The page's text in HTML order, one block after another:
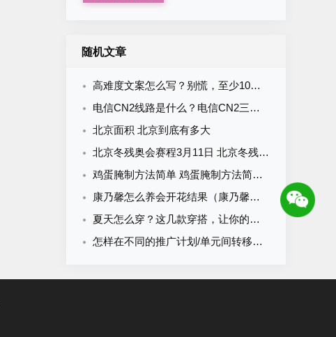
随机文章
高难度文案怎么写？别慌，至少10种办法
电信CN2线路是什么？电信CN2三种承载网络的对比？
北京面积 北京到底有多大
北京冬残奥会赛程3月11日 北京冬残奥会赛程时间表3.11
鸡蛋腌制方法简单 鸡蛋腌制方法简单做法
康乃馨怎么养会开花结果（康乃馨怎么养能开花）
夏天怎么穿？这几款穿搭，让你的夏季穿出自己的风格
怎样在不同的推广计划/单元间转移关键词